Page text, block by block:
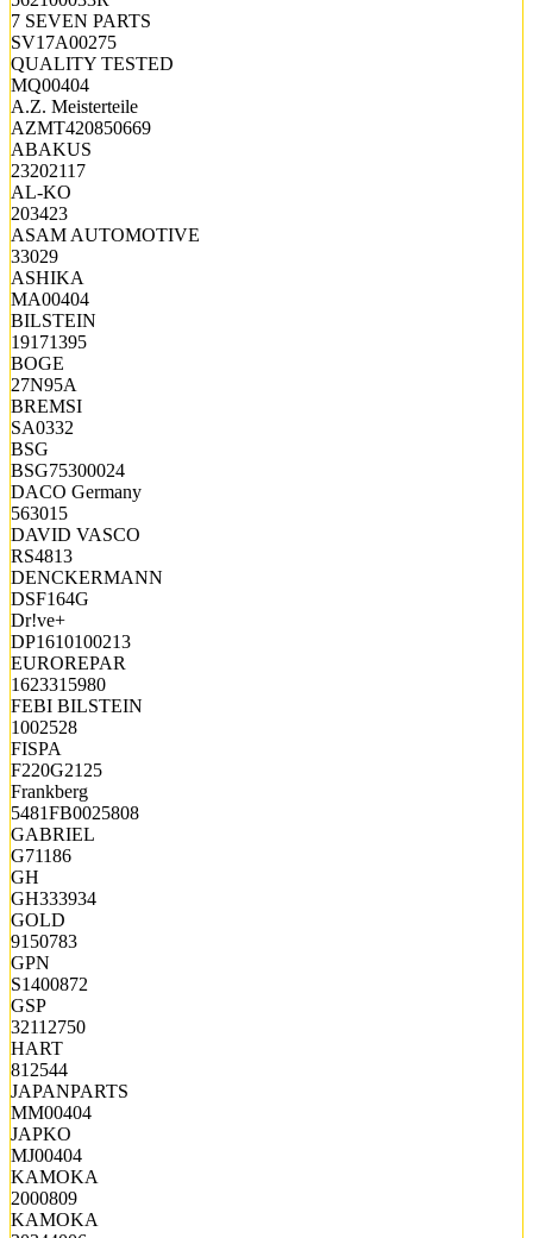
7 SEVEN PARTS
SV17A00275
QUALITY TESTED
MQ00404
A.Z. Meisterteile
AZMT420850669
ABAKUS
23202117
AL-KO
203423
ASAM AUTOMOTIVE
33029
ASHIKA
MA00404
BILSTEIN
19171395
BOGE
27N95A
BREMSI
SA0332
BSG
BSG75300024
DACO Germany
563015
DAVID VASCO
RS4813
DENCKERMANN
DSF164G
Dr!ve+
DP1610100213
EUROREPAR
1623315980
FEBI BILSTEIN
1002528
FISPA
F220G2125
Frankberg
5481FB0025808
GABRIEL
G71186
GH
GH333934
GOLD
9150783
GPN
S1400872
GSP
32112750
HART
812544
JAPANPARTS
MM00404
JAPKO
MJ00404
KAMOKA
2000809
KAMOKA